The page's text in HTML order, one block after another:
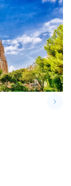
keyboard_arrow_right